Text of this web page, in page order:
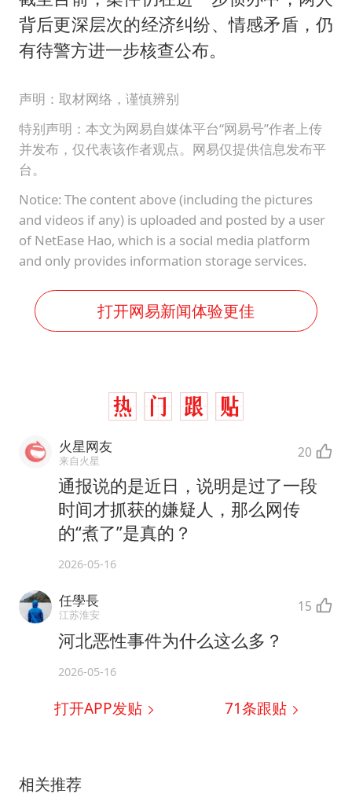
背后更深层次的经济纠纷、情感矛盾，仍
有待警方进一步核查公布。
声明：取材网络，谨慎辨别
特别声明：本文为网易自媒体平台“网易号”作者上传
并发布，仅代表该作者观点。网易仅提供信息发布平
台。
Notice: The content above (including the pictures
and videos if any) is uploaded and posted by a user
of NetEase Hao, which is a social media platform
and only provides information storage services.
打开网易新闻体验更佳
火星网友
来自火星 20
通报说的是近日，说明是过了一段
时间才抓获的嫌疑人，那么网传
的“煮了”是真的？
2026-05-16
任學長
江苏淮安 15
河北恶性事件为什么这么多？
2026-05-16
打开APP发贴 71条跟贴
相关推荐